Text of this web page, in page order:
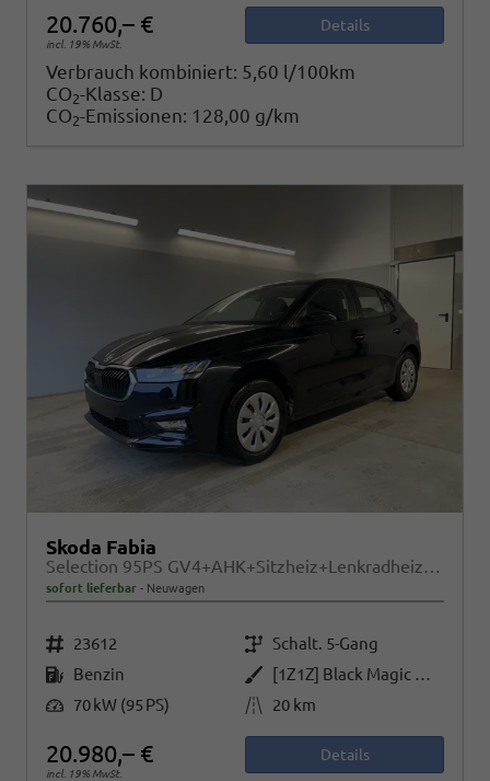
20.760,– €
incl. 19% MwSt.
Details
Verbrauch kombiniert: 5,60 l/100km
CO2-Klasse: D
CO2-Emissionen: 128,00 g/km
Skoda Fabia
Selection 95PS GV4+AHK+Sitzheiz+Lenkradheiz+Climatronic+Tempomat+PDC
sofort lieferbar Neuwagen
Fahrzeugnr. 23612 Getriebe Schalt. 5-Gang
Kraftstoff Benzin Außenfarbe
[1Z1Z] Black Magic Metallic
Leistung 70 kW (95 PS) Kilometerstand 20 km
20.980,– €
incl. 19% MwSt.
Details